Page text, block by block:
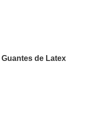
Guantes de Latex